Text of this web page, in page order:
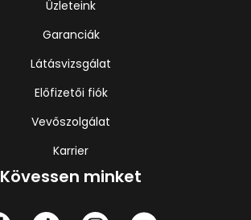
Üzleteink
Garanciák
Látásvizsgálat
Előfizetői fiók
Vevőszolgálat
Karrier
Kövessen minket